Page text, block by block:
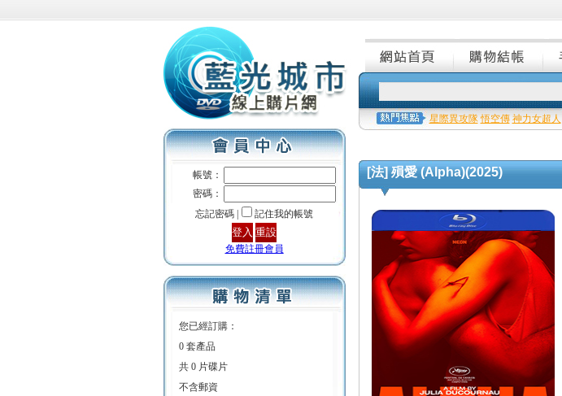
帳號：
密碼：
忘記密碼 |
記住我的帳號
免費註冊會員
您已經訂購：
0 套產品
共 0 片碟片
不含郵資
星際異攻隊 悟空傳 神力女超人
[法] 殞愛 (Alpha)(2025)